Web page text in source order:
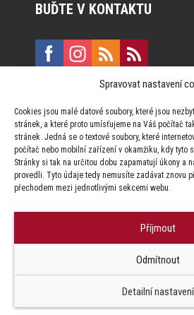
Spravovat nastavení
Cookies jsou malé datové soubory, které jsou
stránek, a které proto umísťujeme na Váš počítač
stránek. Jedná se o textové soubory, které
počítač nebo mobilní zařízení v okamžiku, kdy tyto
Stránky si tak na určitou dobu zapamatují úkony a
provedli. Tyto údaje tedy nemusíte zadávat znovu
přechodem mezi jednotlivými sekcemi webu.
Příjmout
Odmítnout
Detailní nastavení
BUĎTE V KONTAKTU
Vinohradská 190, 130 00 Praha 3
Za publikovaný obsah odpovídají
Factory s.r.o. zapovězeno.